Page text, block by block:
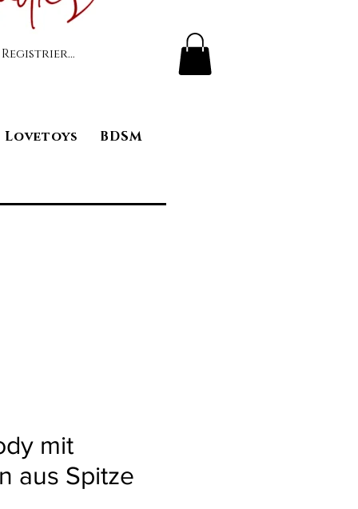
Lovetoys BDSM
mit
aus Spitze